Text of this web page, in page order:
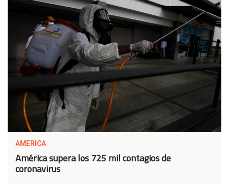
AMERICA
América supera los 725 mil contagios de
coronavirus